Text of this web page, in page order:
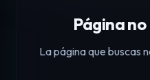
Página
La página que buscas